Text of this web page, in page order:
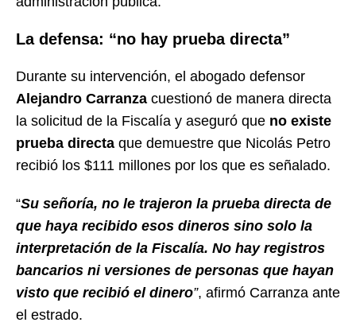
La defensa: “no hay prueba directa”
Durante su intervención, el abogado defensor
Alejandro Carranza cuestionó de manera directa
la solicitud de la Fiscalía y aseguró que no existe
prueba directa que demuestre que Nicolás Petro
recibió los $111 millones por los que es señalado.
“Su señoría, no le trajeron la prueba directa de
que haya recibido esos dineros sino solo la
interpretación de la Fiscalía. No hay registros
bancarios ni versiones de personas que hayan
visto que recibió el dinero”, afirmó Carranza ante
el estrado.